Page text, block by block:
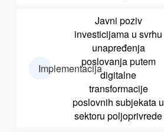
Implementacija
Javni poziv
investicijama u svrhu
unapređenja
poslovanja putem
digitalne
transformacije
poslovnih subjekata u
sektoru poljoprivrede